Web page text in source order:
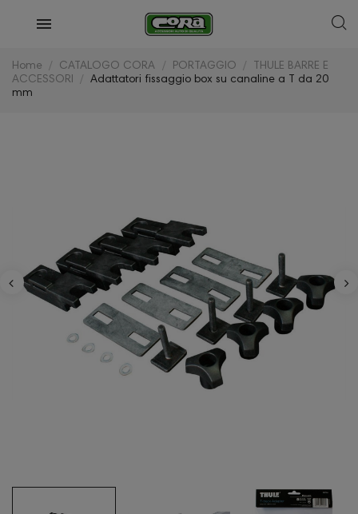
Home CATALOGO CORA PORTAGGIO
THULE BARRE E
ACCESSORI
Adattatori fissaggio box su canaline a T da 20
mm